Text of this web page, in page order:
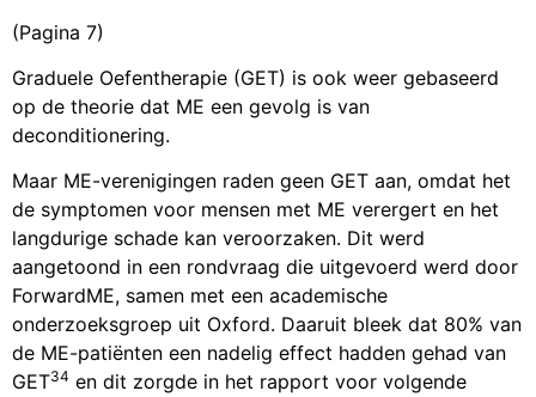
(Pagina 7)
Graduele Oefentherapie (GET) is ook weer gebaseerd
op de theorie dat ME een gevolg is van
deconditionering.
Maar ME-verenigingen raden geen GET aan, omdat het
de symptomen voor mensen met ME verergert en het
langdurige schade kan veroorzaken. Dit werd
aangetoond in een rondvraag die uitgevoerd werd door
ForwardME, samen met een academische
onderzoeksgroep uit Oxford. Daaruit bleek dat 80% van
de ME-patiënten een nadelig effect hadden gehad van
GET34 en dit zorgde in het rapport voor volgende